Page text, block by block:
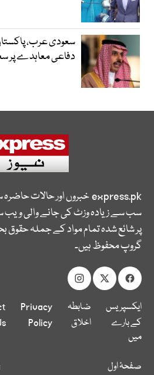
سعودی عرب،
دفاعی معاہدے پر
express.pkخبروں اور حالات
سب سے زیادہ وزٹ کی جانے والی
پر شائع شدہ تمام مواد کے جملہ حقوق
گروپ محفوظ ہیں۔
ایکسپریس
کے بارے
میں
ضابطہ
اخلاق
Privacy
Policy
صفحۂ اول